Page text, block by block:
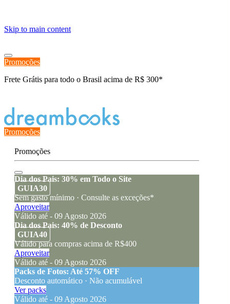
Skip to main content
Promoções
Frete Grátis para todo o Brasil acima de R$ 300*
Promoções
Promoções
Dia dos Pais: 30% em Todo o Site
GUIA30
Sem gasto mínimo · Consulte as exceções*
Aproveitar
Válido até - 09 Agosto 2026
Dia dos Pais: 40% de Desconto
GUIA40
Válido para compras acima de R$400
Aproveitar
Válido até - 09 Agosto 2026
Packs de Fotos: Até 57% OFF
Desconto automático · Não acumulável
Ver packs
Válido até - 09 Agosto 2026
≡